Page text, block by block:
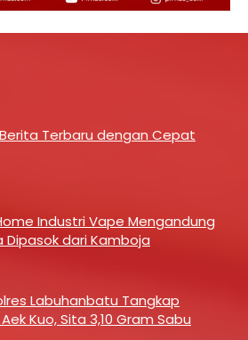
Terbaru dengan Cepat
Industri Vape Mengandung
dari Kamboja
Labuhanbatu Tangkap
Kuo, Sita 3,10 Gram Sabu